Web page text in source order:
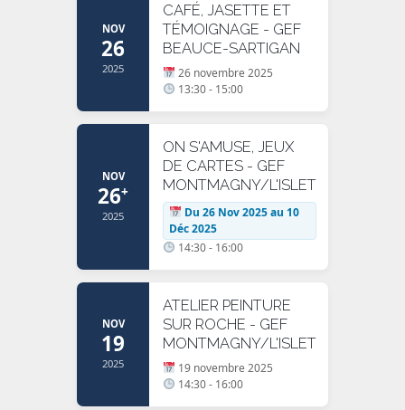
NOV
26
2025
CAFÉ, JASETTE ET
TÉMOIGNAGE - GEF
BEAUCE-SARTIGAN
26 novembre 2025
13:30 - 15:00
NOV
26+
2025
ON S'AMUSE, JEUX
DE CARTES - GEF
MONTMAGNY/L'ISLET
Du 26 Nov 2025 au 10
Déc 2025
14:30 - 16:00
NOV
19
2025
ATELIER PEINTURE
SUR ROCHE - GEF
MONTMAGNY/L'ISLET
19 novembre 2025
14:30 - 16:00